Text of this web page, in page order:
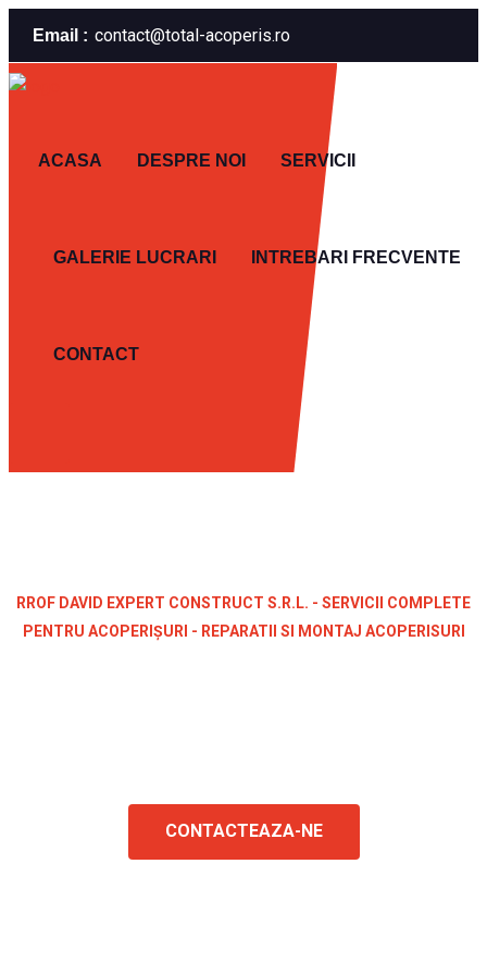
Email : contact@total-acoperis.ro
ACASA DESPRE NOI SERVICII
GALERIE LUCRARI INTREBARI FRECVENTE
CONTACT
RROF DAVID EXPERT CONSTRUCT S.R.L. - SERVICII COMPLETE
PENTRU ACOPERIȘURI - REPARATII SI MONTAJ ACOPERISURI
CONTACTEAZA-NE